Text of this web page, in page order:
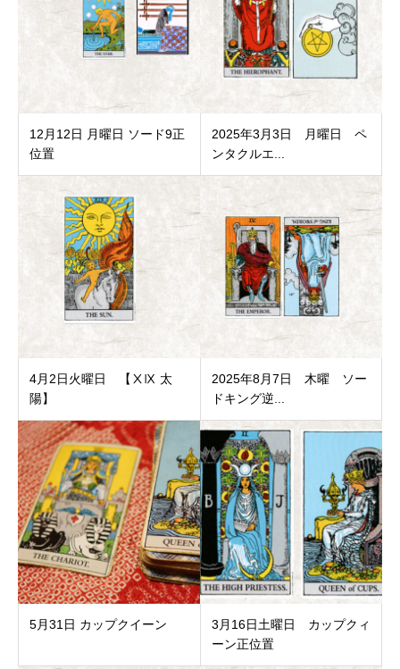
12月12日 月曜日 ソード9正
位置
2025年3月3日 月曜日 ペ
ンタクルエ...
4月2日火曜日 【ⅩⅨ 太
陽】
2025年8月7日 木曜 ソー
ドキング逆...
5月31日 カップクイーン
3月16日土曜日 カップクィ
ーン正位置